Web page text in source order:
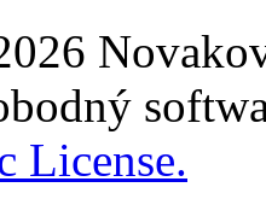
License.